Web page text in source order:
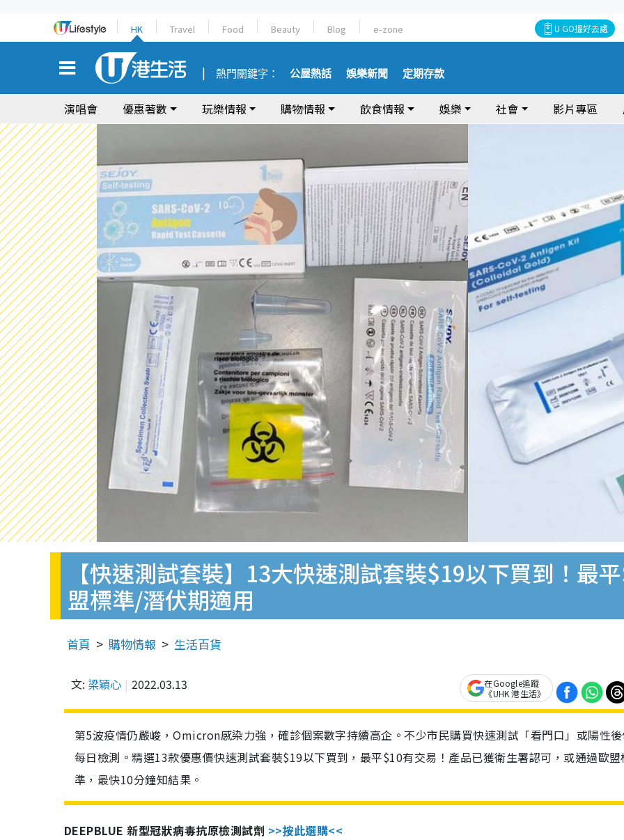
HK Travel Food Beauty Blog e-zone U GO搵好去處
熱門關鍵字： 公屋熱話 娛樂新聞 定期存款
演唱會 優惠著數 玩樂情報 購物情報 飲食情報 娛樂 社會 影片專區
【快速測試套裝】13大快速測試套裝$19以下買到！最
盟標準/潛伏期適用
首頁 購物情報 生活百貨
文: 梁穎心 2022.03.13
在Google追蹤
《UHK 港生活》
第5波疫情仍嚴峻，Omicron感染力強，確診個案數字持續高企。不少市民購買快速測試「看門口」或陽性
每日檢測。精選13款優惠價快速測試套裝$19以下買到，最平$10有交易！產品已獲衛生署認可，或通過歐盟
準，最快10分鐘知結果。
DEEPBLUE 新型冠狀病毒抗原檢測試劑 >>按此選購<<